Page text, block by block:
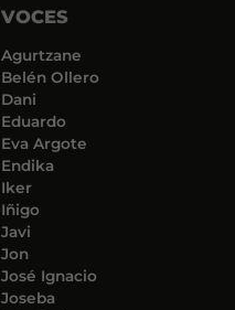
VOCES
Agurtzane
Belén Ollero
Dani
Eduardo
Eva Argote
Endika
Iker
Iñigo
Javi
Jon
José Ignacio
Joseba